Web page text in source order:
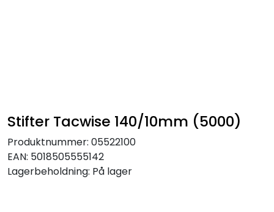
Stifter Tacwise 140/10mm (5000)
Produktnummer: 05522100
EAN: 5018505555142
Lagerbeholdning: På lager